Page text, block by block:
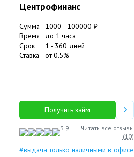
Центрофинанс
Сумма 1000 - 100000 ₽
Время
до 1 часа
Срок
1 - 360 дней
Ставка
от0.5%
Получить займ
3.9
Читать все отзывы
(10)
#выдача только наличными в офисе